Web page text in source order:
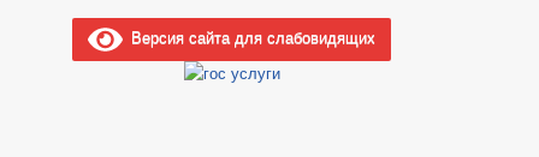
Версия сайта для слабовидящих